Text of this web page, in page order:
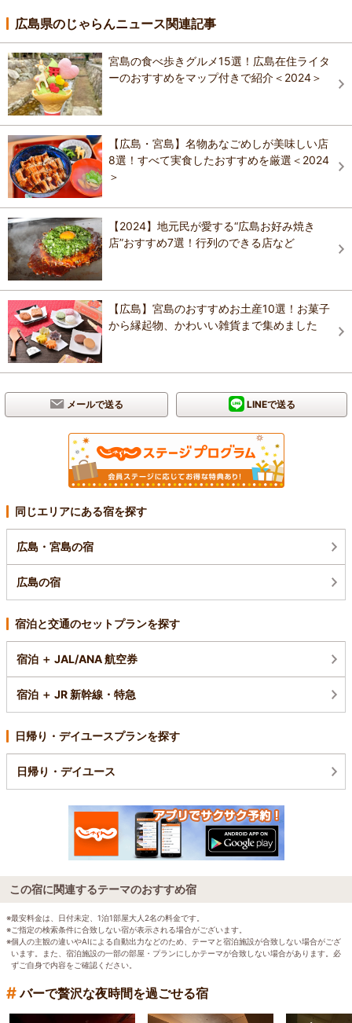
広島県のじゃらんニュース関連記事
宮島の食べ歩きグルメ15選！広島在住ライタ
ーのおすすめをマップ付きで紹介＜2024＞
【広島・宮島】名物あなごめしが美味しい店
8選！すべて実食したおすすめを厳選＜2024
＞
【2024】地元民が愛する“広島お好み焼き
店”おすすめ7選！行列のできる店など
【広島】宮島のおすすめお土産10選！お菓子
から縁起物、かわいい雑貨まで集めました
メールで送る LINEで送る
同じエリアにある宿を探す
広島・宮島の宿
広島の宿
宿泊と交通のセットプランを探す
宿泊 ＋ JAL/ANA 航空券
宿泊 ＋ JR 新幹線・特急
日帰り・デイユースプランを探す
日帰り・デイユース
この宿に関連するテーマのおすすめ宿
※最安料金は、日付未定、1泊1部屋大人2名の料金です。
※ご指定の検索条件に合致しない宿が表示される場合がございます。
※個人の主観の違いやAIによる自動出力などのため、テーマと宿泊施設が合致しない場合がござ
います。また、宿泊施設の一部の部屋・プランにしかテーマが合致しない場合があります。必
ずご自身で内容をご確認ください。
# バーで贅沢な夜時間を過ごせる宿